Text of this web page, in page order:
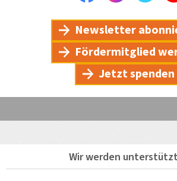
Newsletter
Fördermitglied
Jetzt spenden
Wir werden